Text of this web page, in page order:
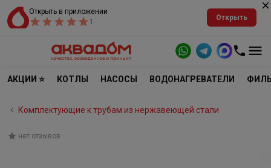
Открыть в приложении
1
Открыть
АКЦИИ ⭐ КОТЛЫ НАСОСЫ ВОДОНАГРЕВАТЕЛИ
Комплектующие к трубам из нержавеющей стали
нет отзывов